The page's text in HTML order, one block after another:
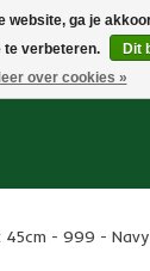
Onze oncourse
45cm - 999 - Navy
website, ga je
te verbeteren.
Dit
over cookies »